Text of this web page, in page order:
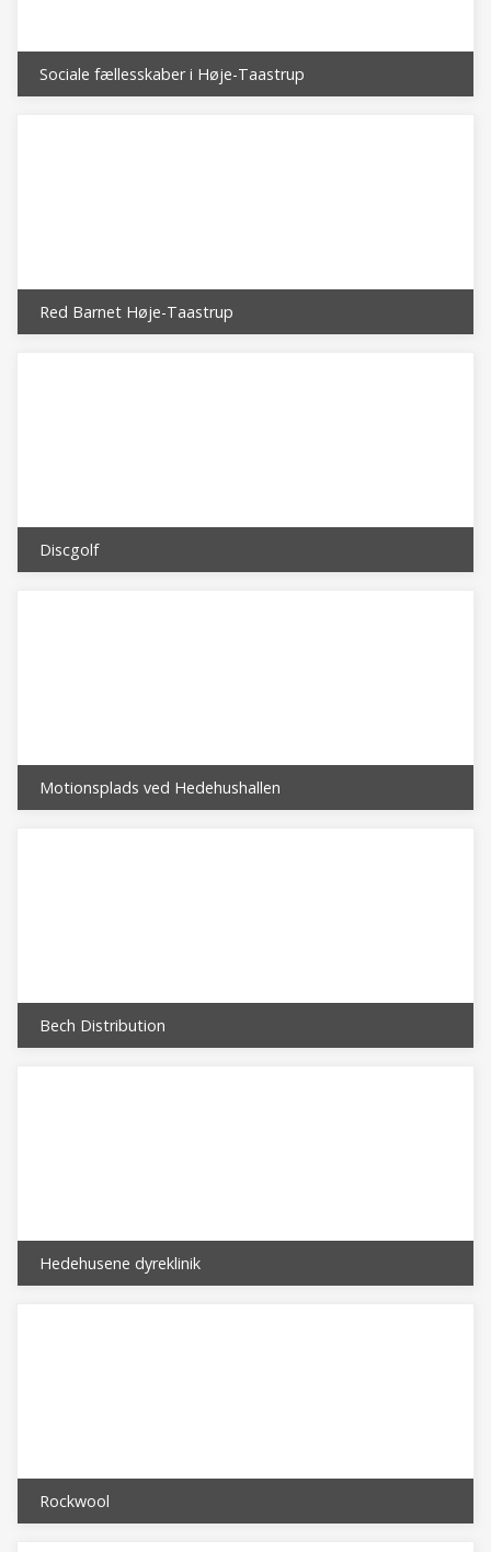
Sociale fællesskaber i Høje-Taastrup
Red Barnet Høje-Taastrup
Discgolf
Motionsplads ved Hedehushallen
Bech Distribution
Hedehusene dyreklinik
Rockwool